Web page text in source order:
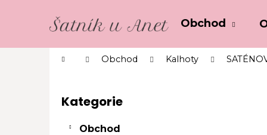
Obchod
Domů Obchod Kalhoty
Přeskočit
Kategorie
Obchod
í
Zpět
do
Zpět
do